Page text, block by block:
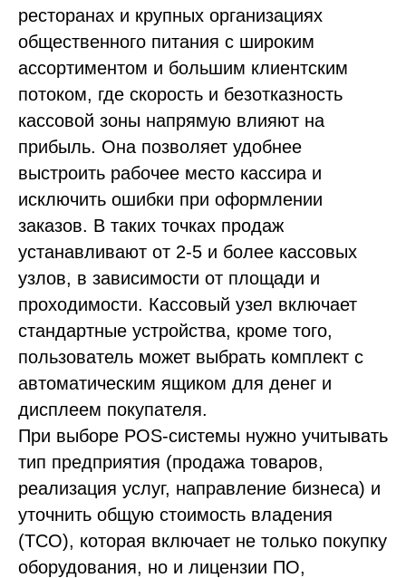
ресторанах и крупных организациях
общественного питания с широким
ассортиментом и большим клиентским
потоком, где скорость и безотказность
кассовой зоны напрямую влияют на
прибыль. Она позволяет удобнее
выстроить рабочее место кассира и
исключить ошибки при оформлении
заказов. В таких точках продаж
устанавливают от 2-5 и более кассовых
узлов, в зависимости от площади и
проходимости. Кассовый узел включает
стандартные устройства, кроме того,
пользователь может выбрать комплект с
автоматическим ящиком для денег и
дисплеем покупателя.
При выборе POS-системы нужно учитывать
тип предприятия (продажа товаров,
реализация услуг, направление бизнеса) и
уточнить общую стоимость владения
(TCO), которая включает не только покупку
оборудования, но и лицензии ПО,